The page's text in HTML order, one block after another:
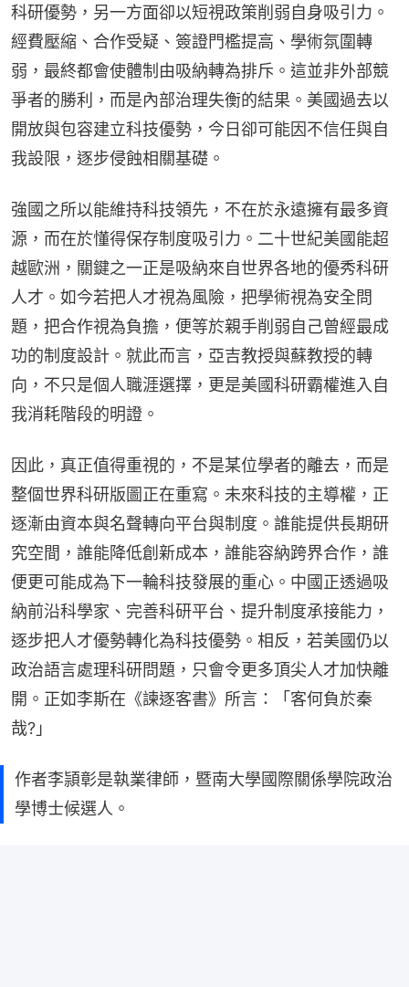
科研優勢，另一方面卻以短視政策削弱自身吸引力。
經費壓縮、合作受疑、簽證門檻提高、學術氛圍轉
弱，最終都會使體制由吸納轉為排斥。這並非外部競
爭者的勝利，而是內部治理失衡的結果。美國過去以
開放與包容建立科技優勢，今日卻可能因不信任與自
我設限，逐步侵蝕相關基礎。
強國之所以能維持科技領先，不在於永遠擁有最多資
源，而在於懂得保存制度吸引力。二十世紀美國能超
越歐洲，關鍵之一正是吸納來自世界各地的優秀科研
人才。如今若把人才視為風險，把學術視為安全問
題，把合作視為負擔，便等於親手削弱自己曾經最成
功的制度設計。就此而言，亞吉教授與蘇教授的轉
向，不只是個人職涯選擇，更是美國科研霸權進入自
我消耗階段的明證。
因此，真正值得重視的，不是某位學者的離去，而是
整個世界科研版圖正在重寫。未來科技的主導權，正
逐漸由資本與名聲轉向平台與制度。誰能提供長期研
究空間，誰能降低創新成本，誰能容納跨界合作，誰
便更可能成為下一輪科技發展的重心。中國正透過吸
納前沿科學家、完善科研平台、提升制度承接能力，
逐步把人才優勢轉化為科技優勢。相反，若美國仍以
政治語言處理科研問題，只會令更多頂尖人才加快離
開。正如李斯在《諫逐客書》所言：「客何負於秦
哉?」
作者李頴彰是執業律師，暨南大學國際關係學院政治
學博士候選人。